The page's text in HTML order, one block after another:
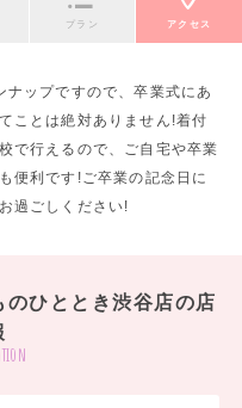
プラン アクセス
ップですので、卒業式にあ
ことは絶対ありません!着付
で行えるので、ご自宅や卒業
便利です!ご卒業の記念日に
過ごしください!
ひととき渋谷店の店